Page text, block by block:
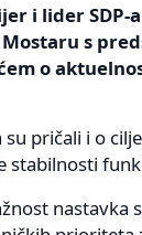
i lider SDP-
s
o
su pričali i o
stabilnosti
nastavka